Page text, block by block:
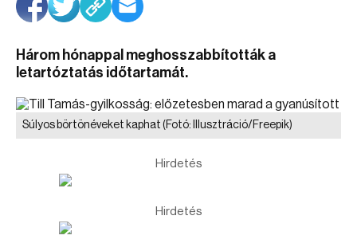
Három hónappal meghosszabbították a
letartóztatás időtartamát.
Súlyos börtönéveket kaphat (Fotó: Illusztráció/Freepik)
Hirdetés
Hirdetés